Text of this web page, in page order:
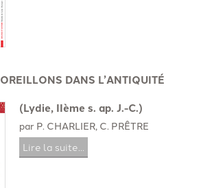
DANS L’ANTIQUITÉ
(Lydie, IIème s. ap. J.-C.)
par P. CHARLIER, C. PRÊTRE
Lire la suite...